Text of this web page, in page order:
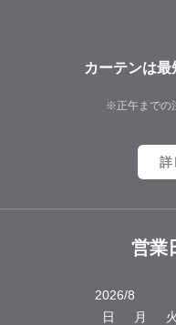
カーテンは
※正午までの
詳
営業
2026/8
日
月 火